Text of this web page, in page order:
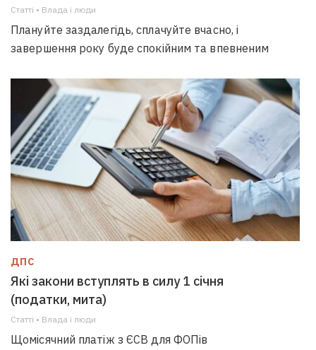
Статті • Влада i люди
Плануйте заздалегідь, сплачуйте вчасно, і
завершення року буде спокійним та впевненим
ДПС
Які закони вступлять в силу 1 січня
(податки, мита)
Статті • Влада i люди
Щомісячний платіж з ЄСВ для ФОПів